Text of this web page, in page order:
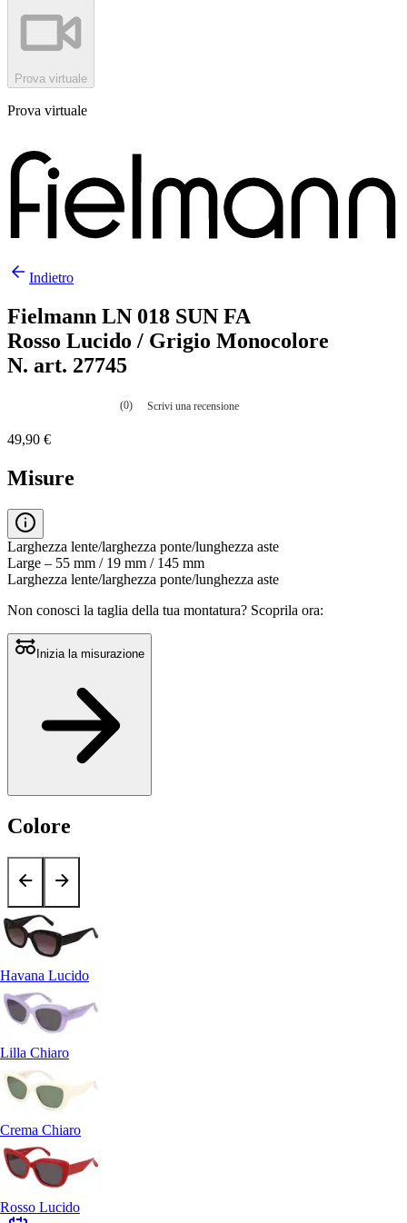
Prova virtuale
Prova virtuale
Indietro
Fielmann LN 018 SUN FA
Rosso Lucido / Grigio Monocolore
N. art. 27745
La
media
è
0.0
su
5.
Leggi
0
recensioni
link
pagina.
(0) Scrivi una recensione
49,90 €
Misure
Larghezza lente/larghezza ponte/lunghezza aste
Large – 55 mm / 19 mm / 145 mm
Larghezza lente/larghezza ponte/lunghezza aste
Non conosci la taglia della tua montatura? Scoprila ora:
Inizia la misurazione
Colore
Havana Lucido
Lilla Chiaro
Crema Chiaro
Rosso Lucido